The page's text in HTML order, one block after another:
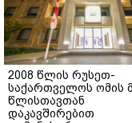
2008 წლის რუსეთ-
საქართველოს ომის
წლისთავთან
დაკავშირებით